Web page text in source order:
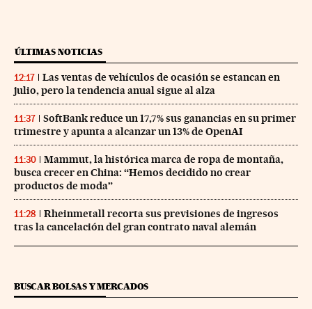
ÚLTIMAS NOTICIAS
12:17
Las ventas de vehículos de ocasión se estancan en
julio, pero la tendencia anual sigue al alza
11:37
SoftBank reduce un 17,7% sus ganancias en su primer
trimestre y apunta a alcanzar un 13% de OpenAI
11:30
Mammut, la histórica marca de ropa de montaña,
busca crecer en China: “Hemos decidido no crear
productos de moda”
11:28
Rheinmetall recorta sus previsiones de ingresos
tras la cancelación del gran contrato naval alemán
BUSCAR BOLSAS Y MERCADOS